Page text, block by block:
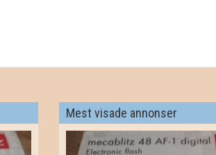
Mest visade annonser